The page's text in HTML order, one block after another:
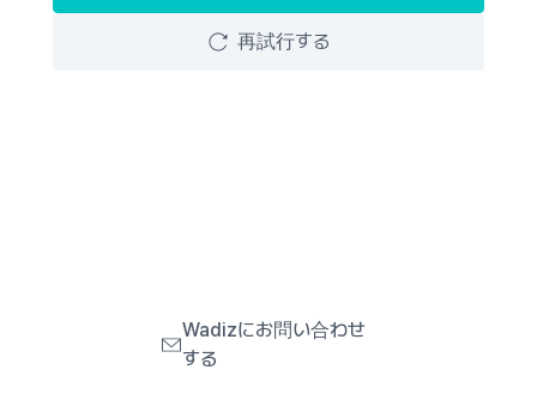
再試行する
Wadizにお問い合わせ
する